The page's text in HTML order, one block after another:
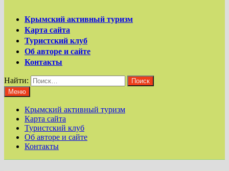
Крымский активный туризм
Карта сайта
Туристский клуб
Об авторе и сайте
Контакты
Найти:
Меню
Крымский активный туризм
Карта сайта
Туристский клуб
Об авторе и сайте
Контакты